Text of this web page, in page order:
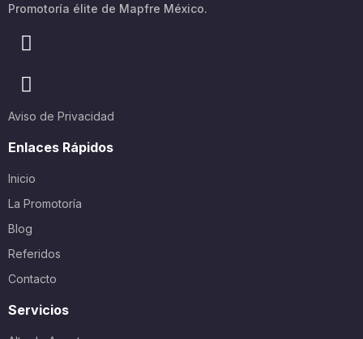
Promotoría élite de Mapfre México.
Aviso de Privacidad
Enlaces Rápidos
Inicio
La Promotoría
Blog
Referidos
Contacto
Servicios